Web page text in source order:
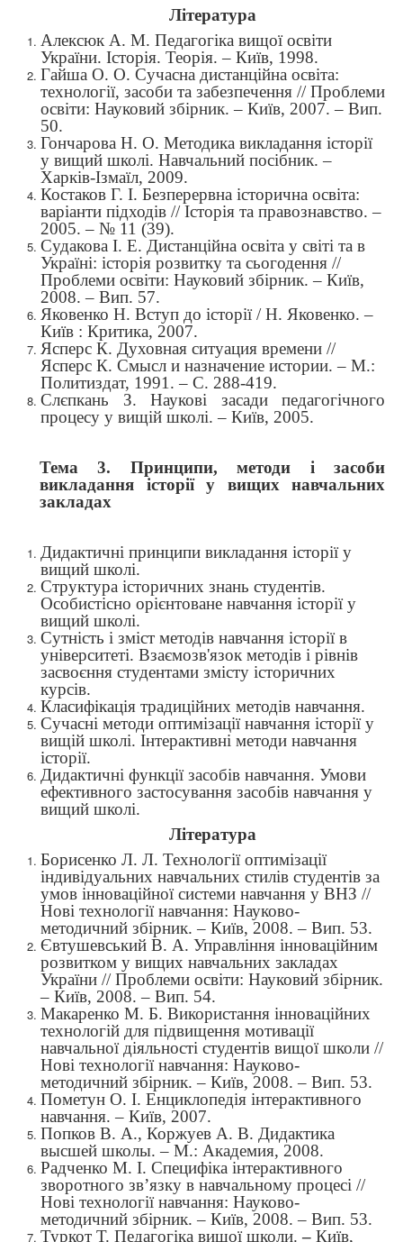
Література
Алексюк А. М. Педагогіка вищої освіти
України. Історія. Теорія. – Київ, 1998.
Гайша О. О. Сучасна дистанційна освіта:
технології, засоби та забезпечення // Проблеми
освіти: Науковий збірник. – Київ, 2007. – Вип.
50.
Гончарова Н. О. Методика викладання історії
у вищий школі. Навчальний посібник. –
Харків-Ізмаїл, 2009.
Костаков Г. І. Безперервна історична освіта:
варіанти підходів // Історія та правознавство. –
2005. – № 11 (39).
Судакова І. Е. Дистанційна освіта у світі та в
Україні: історія розвитку та сьогодення //
Проблеми освіти: Науковий збірник. – Київ,
2008. – Вип. 57.
Яковенко Н. Вступ до історії / Н. Яковенко. –
Київ : Критика, 2007.
Ясперс К. Духовная ситуация времени //
Ясперс К. Смысл и назначение истории. – М.:
Политиздат, 1991. – С. 288-419.
Слєпкань З. Наукові засади педагогічного
процесу у вищій школі.– Київ, 2005.
Тема 3. Принципи, методи і засоби
викладання історії у вищих навчальних
закладах
Дидактичні принципи викладання історії у
вищий школі.
Структура історичних знань студентів.
Особистісно орієнтоване навчання історії у
вищий школі.
Сутність і зміст методів навчання історії в
університеті. Взаємозв'язок методів і рівнів
засвоєння студентами змісту історичних
курсів.
Класифікація традиційних методів навчання.
Сучасні методи оптимізації навчання історії у
вищій школі. Інтерактивні методи навчання
історії.
Дидактичні функції засобів навчання. Умови
ефективного застосування засобів навчання у
вищий школі.
Література
Борисенко Л. Л. Технології оптимізації
індивідуальних навчальних стилів студентів за
умов інноваційної системи навчання у ВНЗ //
Нові технології навчання: Науково-
методичний збірник. – Київ, 2008. – Вип. 53.
Євтушевський В. А. Управління інноваційним
розвитком у вищих навчальних закладах
України // Проблеми освіти: Науковий збірник.
– Київ, 2008. – Вип. 54.
Макаренко М. Б. Використання інноваційних
технологій для підвищення мотивації
навчальної діяльності студентів вищої школи //
Нові технології навчання: Науково-
методичний збірник. – Київ, 2008. – Вип. 53.
Пометун О. І. Енциклопедія інтерактивного
навчання. – Київ, 2007.
Попков В. А., Коржуев А. В. Дидактика
высшей школы. – М.: Академия, 2008.
Радченко М. І. Специфіка інтерактивного
зворотного зв’язку в навчальному процесі //
Нові технології навчання: Науково-
методичний збірник. – Київ, 2008. – Вип. 53.
Туркот Т. Педагогіка вищої школи.– Київ,